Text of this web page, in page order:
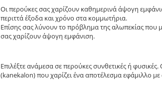
Οι περούκες σας χαρίζουν καθημερινά άψογη
περιττά έξοδα και χρόνο στα κομμωτήρια.
Επίσης σας λύνουν το πρόβλημα της αλωπεκίας που
σας χαρίζουν άψογη εμφάνιση.
Επιλέξτε ανάμεσα σε περούκες συνθετικές ή
(kanekalon) που χαρίζει ένα αποτέλεσμα εφάμιλλο